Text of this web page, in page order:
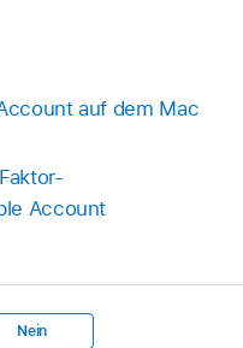
auf dem Mac
Account
Nein